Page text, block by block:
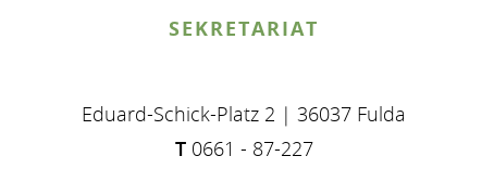
SEKRETARIAT
Eduard-Schick-Platz 2 | 36037 Fulda
T0661 - 87-227